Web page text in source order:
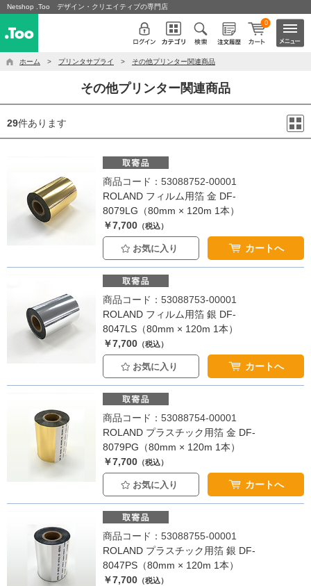
Netshop .Too デザイン・クリエイティブの専門店
0
ホーム > プリンタサプライ > その他プリンター関連商品
その他プリンター関連商品
29件あります
商品コード：53088752-00001
ROLAND フィルム用箔 金 DF-
8079LG（80mm × 120m 1本）
￥7,700 （税込）
お気に入り カートへ
商品コード：53088753-00001
ROLAND フィルム用箔 銀 DF-
8047LS（80mm × 120m 1本）
￥7,700 （税込）
お気に入り カートへ
商品コード：53088754-00001
ROLAND プラスチック用箔 金 DF-
8079PG（80mm × 120m 1本）
￥7,700 （税込）
お気に入り カートへ
商品コード：53088755-00001
ROLAND プラスチック用箔 銀 DF-
8047PS（80mm × 120m 1本）
￥7,700 （税込）